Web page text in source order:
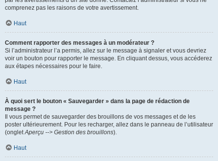
comprenez pas les raisons de votre avertissement.
Haut
Comment rapporter des messages à un modérateur ?
Si l’administrateur l’a permis, allez sur le message à signaler et vous devriez
voir un bouton pour rapporter le message. En cliquant dessus, vous accéderez
aux étapes nécessaires pour le faire.
Haut
À quoi sert le bouton « Sauvegarder » dans la page de rédaction de
message ?
Il vous permet de sauvegarder des brouillons de vos messages et de les
poster ultérieurement. Pour les recharger, allez dans le panneau de l’utilisateur
(ongletAperçu --> Gestion des brouillons).
Haut